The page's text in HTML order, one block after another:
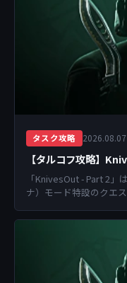
タスク攻略 2026.08.07
【タルコフ攻略】
「KnivesOut - Part 2
ナ）モード特設のクエ